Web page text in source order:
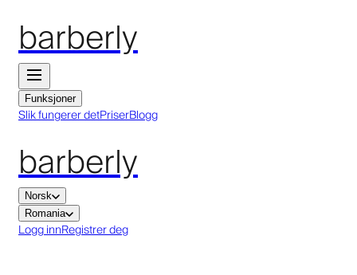
barberly
Funksjoner
Slik fungerer detPriserBlogg
barberly
Norsk
Romania
Logg innRegistrer deg